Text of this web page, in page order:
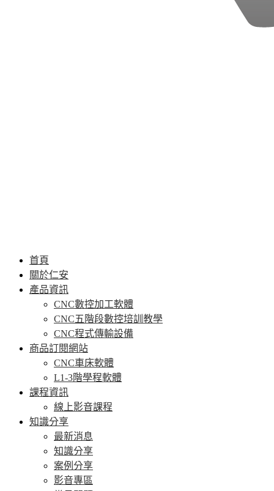
首頁
關於仁安
產品資訊
CNC數控加工軟體
CNC五階段數控培訓教學
CNC程式傳輸設備
商品訂閱網站
CNC車床軟體
L1-3階學程軟體
課程資訊
線上影音課程
知識分享
最新消息
知識分享
案例分享
影音專區